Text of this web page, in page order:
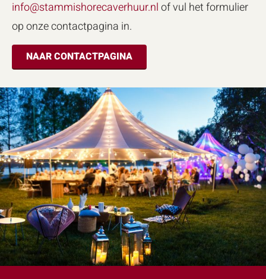
info@stammishorecaverhuur.nlof vul het formulier
op onze contactpagina in.
NAAR CONTACTPAGINA